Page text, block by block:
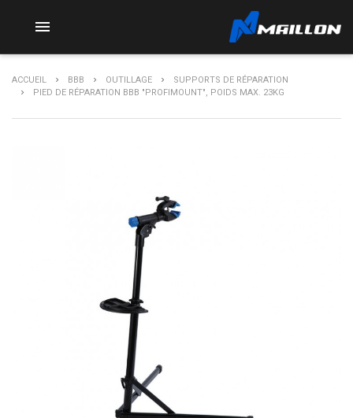

ACCUEIL BBB OUTILLAGE
SUPPORTS DE RÉPARATION
PIED DE RÉPARATION BBB "PROFIMOUNT", POIDS MAX. 23KG